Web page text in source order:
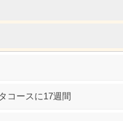
コースに17週間